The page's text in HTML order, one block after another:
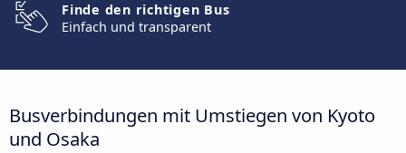
Finde den richtigen Bus
Einfach und transparent
Busverbindungen mit Umstiegen von Kyoto
und Osaka